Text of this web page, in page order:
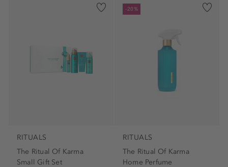
RITUALS
The Ritual Of Karma
Small Gift Set
-20%
RITUALS
The Ritual Of Karma
Home Perfume